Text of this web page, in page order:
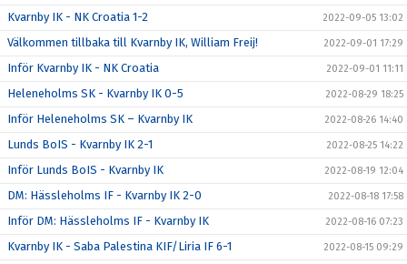
Kvarnby IK - NK Croatia 1-2 2022-09-05 13:02
Välkommen tillbaka till Kvarnby IK, William Freij! 2022-09-01 17:29
Inför Kvarnby IK - NK Croatia 2022-09-01 11:11
Heleneholms SK - Kvarnby IK 0-5 2022-08-29 18:25
Inför Heleneholms SK – Kvarnby IK 2022-08-26 14:40
Lunds BoIS - Kvarnby IK 2-1 2022-08-25 14:22
Inför Lunds BoIS - Kvarnby IK 2022-08-19 12:04
DM: Hässleholms IF - Kvarnby IK 2-0 2022-08-18 17:58
Inför DM: Hässleholms IF - Kvarnby IK 2022-08-16 07:23
Kvarnby IK - Saba Palestina KIF/Liria IF 6-1 2022-08-15 09:29